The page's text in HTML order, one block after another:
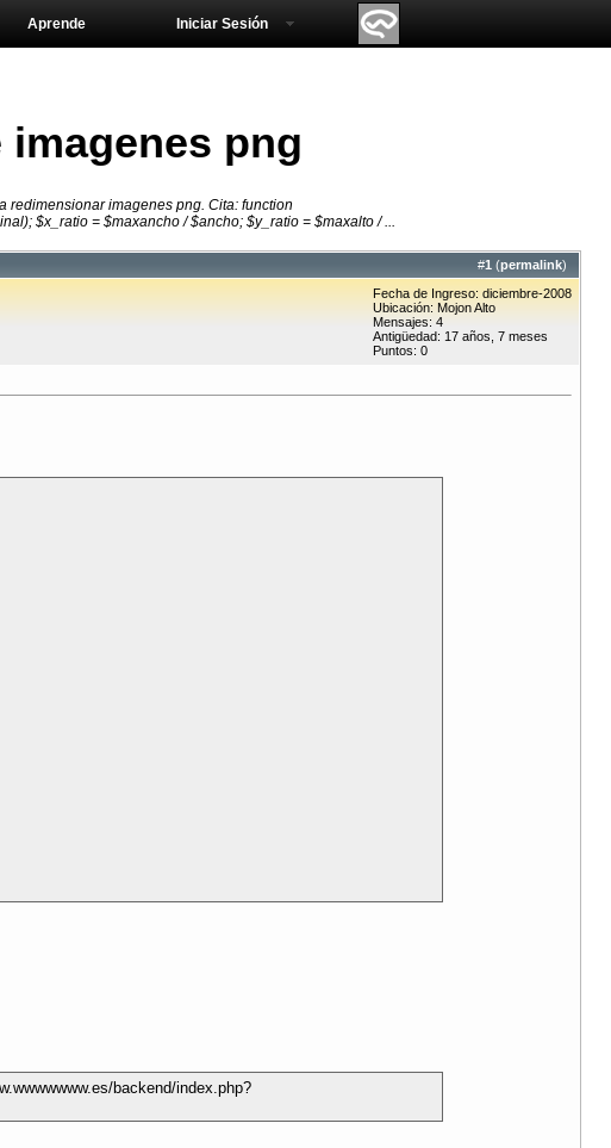
Aprende Iniciar Sesión
imagenes png
redimensionar imagenes png. Cita: function
$x_ratio = $maxancho / $ancho; $y_ratio = $maxalto / ...
#1 (permalink)
Fecha de Ingreso: diciembre-2008
Ubicación: Mojon Alto
Mensajes: 4
Antigüedad: 17 años, 7 meses
Puntos: 0
backend/index.php?